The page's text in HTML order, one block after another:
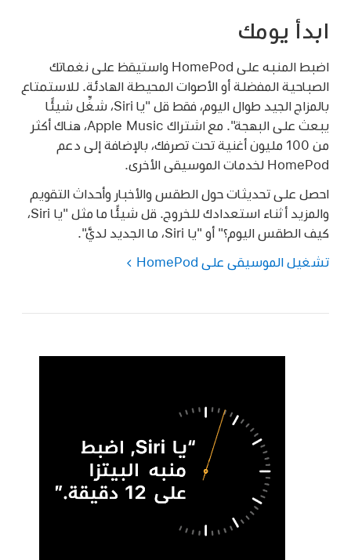
ابدأ يومك
اضبط المنبه على HomePod واستيقظ على نغماتك
الصباحية المفضلة أو الأصوات المحيطة الهادئة. للاستمتاع
بالمزاج الجيد طوال اليوم، فقط قل
"يا Siri، شغِّل شيئًا
يبعث على البهجة"
. مع اشتراك Apple Music، هناك أكثر
من 100 مليون أغنية تحت تصرفك، بالإضافة إلى دعم
HomePod لخدمات الموسيقى الأخرى.
احصل على تحديثات حول الطقس والأخبار وأحداث التقويم
والمزيد أثناء استعدادك للخروج. قل شيئًا ما مثل
"يا Siri،
كيف الطقس اليوم؟" أو "يا Siri، ما الجديد لديَّ".
تشغيل الموسيقى على HomePod